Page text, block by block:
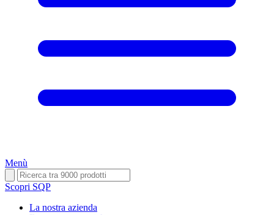
Menù
Scopri SQP
La nostra azienda